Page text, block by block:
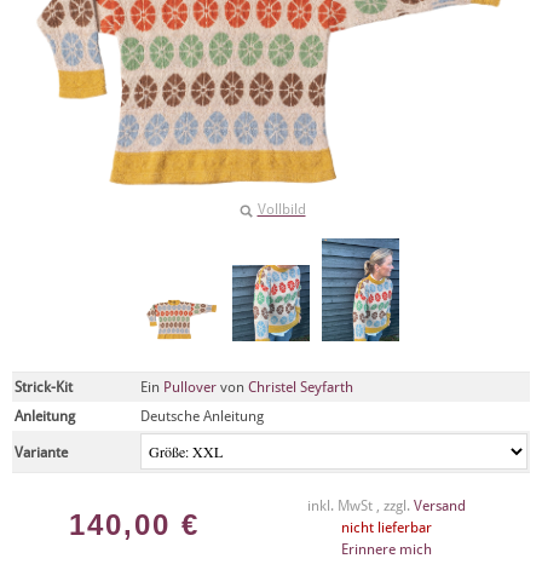
Vollbild
Strick-Kit Ein Pullover von Christel Seyfarth
Anleitung
Deutsche Anleitung
Variante
140,00 €
inkl. MwSt , zzgl. Versand
nicht lieferbar
Erinnere mich